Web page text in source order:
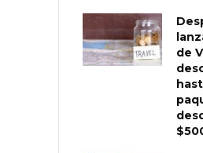
de